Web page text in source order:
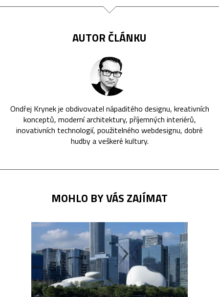
AUTOR ČLÁNKU
Ondřej Krynek je obdivovatel nápaditého designu, kreativních
konceptů, moderní architektury, příjemných interiérů,
inovativních technologií, použitelného webdesignu, dobré
hudby a veškeré kultury.
MOHLO BY VÁS ZAJÍMAT